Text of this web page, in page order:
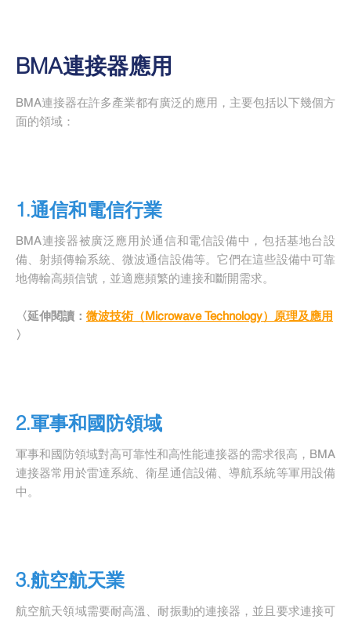
BMA連接器應用
BMA連接器在許多產業都有廣泛的應用，主要包括以下幾個方
面的領域：
1.通信和電信行業
BMA連接器被廣泛應用於通信和電信設備中，包括基地台設
備、射頻傳輸系統、微波通信設備等。它們在這些設備中可靠
地傳輸高頻信號，並適應頻繁的連接和斷開需求。
〈延伸閱讀： 微波技術（Microwave Technology）原理及應用
〉
2.軍事和國防領域
軍事和國防領域對高可靠性和高性能連接器的需求很高，BMA
連接器常用於雷達系統、衛星通信設備、導航系統等軍用設備
中。
3.航空航天業
航空航天領域需要耐高溫、耐振動的連接器，並且要求連接可